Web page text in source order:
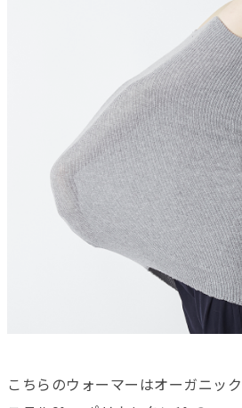
こちらのウォーマーはオーガニッ